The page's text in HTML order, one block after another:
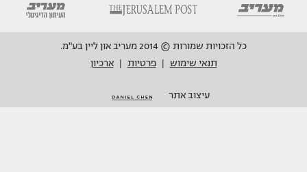
כל הזכויות שמורות © 2014 מעריב און ליין בע"מ.
תנאי שימוש
פרטיות ארכיון
עיצוב אתר